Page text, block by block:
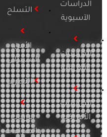
الدراسات
الآسيوية
الدراسات
الأفريقية
الدراسات
الأمريكية
التسلح
الأمن
السيبراني
التطرف
الإرهاب
والصراعات